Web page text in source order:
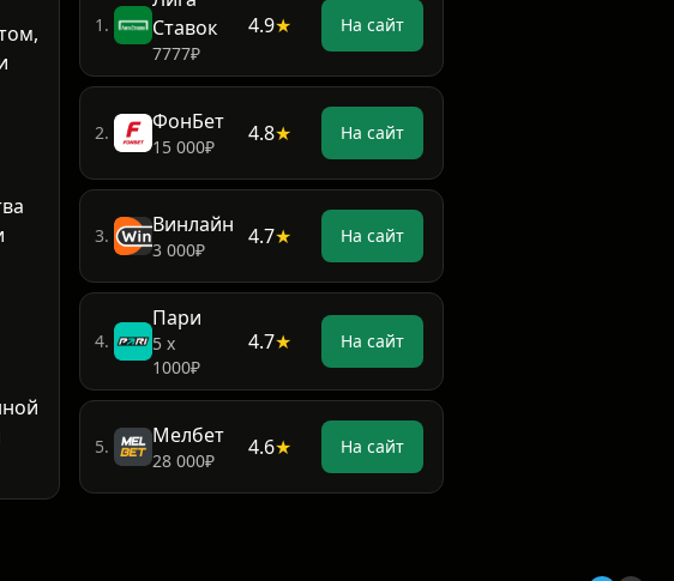
1.
Ставок
7777₽
4.9★ На сайт
2. ФонБет
15 000₽
4.8★ На сайт
3. Винлайн
3 000₽
4.7★ На сайт
4.
Пари
5 х
1000₽
4.7★ На сайт
5. Мелбет
28 000₽
4.6★ На сайт